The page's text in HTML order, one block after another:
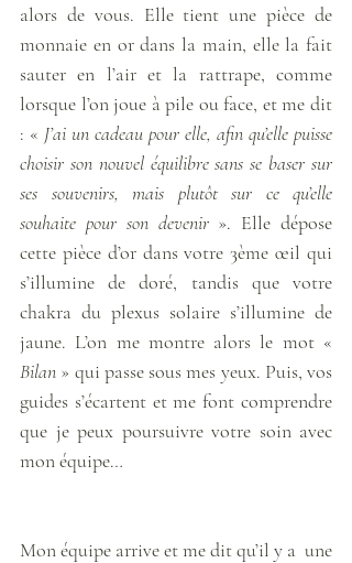
alors de vous. Elle tient une pièce de
monnaie en or dans la main, elle la fait
sauter en l’air et la rattrape, comme
lorsque l’on joue à pile ou face, et me dit
: « J’ai un cadeau pour elle, afin qu’elle puisse
choisir son nouvel équilibre sans se baser sur
ses souvenirs, mais plutôt sur ce qu’elle
souhaite pour son devenir ». Elle dépose
cette pièce d’or dans votre 3ème œil qui
s’illumine de doré, tandis que votre
chakra du plexus solaire s’illumine de
Bilan » qui passe sous mes yeux. Puis, vos
guides s’écartent et me font comprendre
que je peux poursuivre votre soin avec
mon équipe…
Mon équipe arrive et me dit qu’il y a  une